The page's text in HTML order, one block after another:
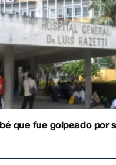
que fue golpeado por